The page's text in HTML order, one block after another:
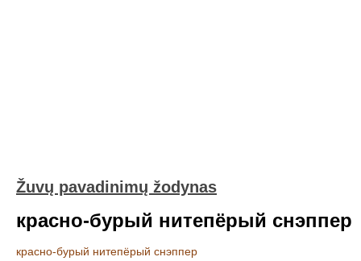
Žuvų pavadinimų žodynas
красно-бурый нитепёрый снэппер
красно-бурый нитепёрый снэппер